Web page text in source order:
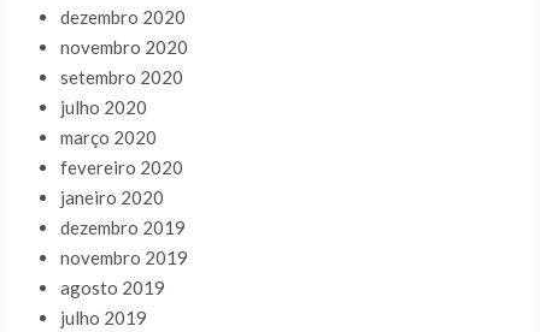
dezembro 2020
novembro 2020
setembro 2020
julho 2020
março 2020
fevereiro 2020
janeiro 2020
dezembro 2019
novembro 2019
agosto 2019
julho 2019